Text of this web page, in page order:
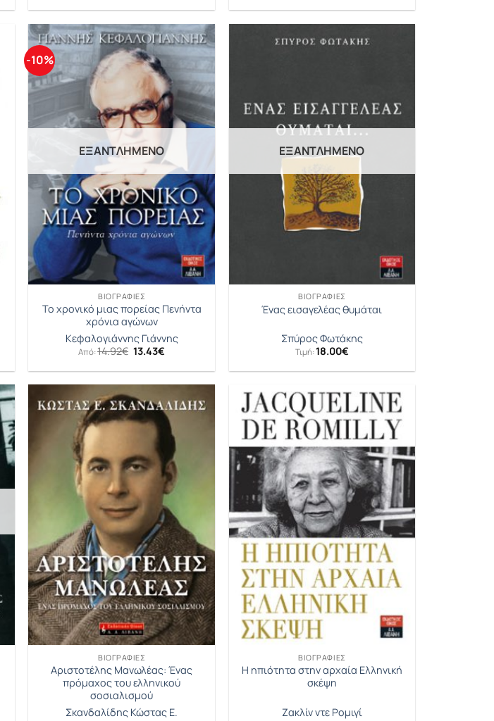
-10%
ΕΞΑΝΤΛΗΜΈΝΟ
ΒΙΟΓΡΑΦΊΕΣ
Το χρονικό μιας πορείας Πενήντα
χρόνια αγώνων
Κεφαλογιάννης Γιάννης
Από:14.92€ Original
was:
13.43€
τιμή
ΕΞΑΝΤΛΗΜΈΝΟ
ΒΙΟΓΡΑΦΊΕΣ
Ένας εισαγελέας θυμάται
Σπύρος Φωτάκης
Τιμή:18.00€
ΒΙΟΓΡΑΦΊΕΣ
Αριστοτέλης Μανωλέας: Ένας
πρόμαχος του ελληνικού
σοσιαλισμού
Σκανδαλίδης Κώστας E.
ΒΙΟΓΡΑΦΊΕΣ
Η ηπιότητα στην αρχαία Ελληνική
σκέψη
Ζακλίν ντε Ρομιγί